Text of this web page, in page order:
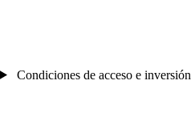
Condiciones de acceso e inversión